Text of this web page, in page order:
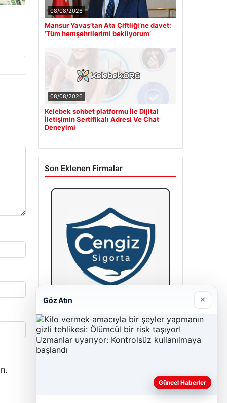
08/08/2026
Mansur Yavaş’tan Ata Çiftliği’ne davet:
‘Tüm hemşehrilerimi bekliyorum’
08/08/2026
Kelebek sohbet platformu İle Dijital
İletişimin Sertifikalı Adresi Ve Chat
Deneyimi
Son Eklenen Firmalar
Cengiz Sigorta
06/23/2026
Göz Atın ×
Güncel Haberler